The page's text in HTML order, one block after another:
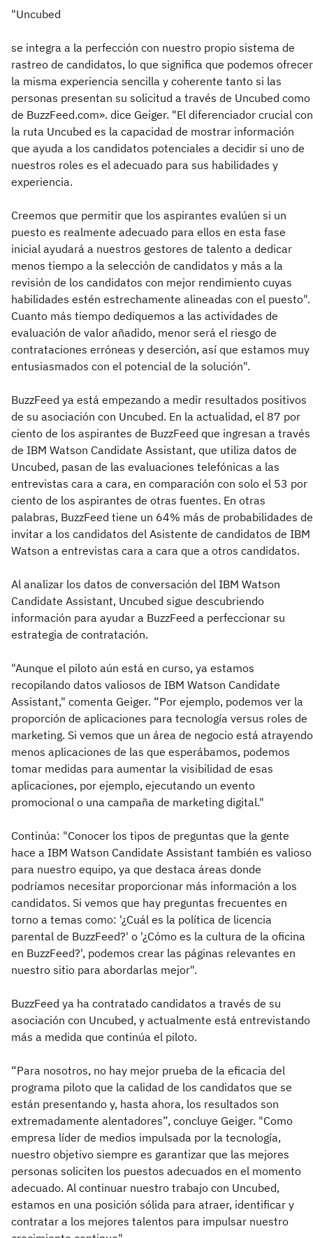
"Uncubed
se integra a la perfección con nuestro propio sistema de
rastreo de candidatos, lo que significa que podemos ofrecer
la misma experiencia sencilla y coherente tanto si las
personas presentan su solicitud a través de Uncubed como
de BuzzFeed.com». dice Geiger. "El diferenciador crucial con
la ruta Uncubed es la capacidad de mostrar información
que ayuda a los candidatos potenciales a decidir si uno de
nuestros roles es el adecuado para sus habilidades y
experiencia.
Creemos que permitir que los aspirantes evalúen si un
puesto es realmente adecuado para ellos en esta fase
inicial ayudará a nuestros gestores de talento a dedicar
menos tiempo a la selección de candidatos y más a la
revisión de los candidatos con mejor rendimiento cuyas
habilidades estén estrechamente alineadas con el puesto".
Cuanto más tiempo dediquemos a las actividades de
evaluación de valor añadido, menor será el riesgo de
contrataciones erróneas y deserción, así que estamos muy
entusiasmados con el potencial de la solución".
BuzzFeed ya está empezando a medir resultados positivos
de su asociación con Uncubed. En la actualidad, el 87 por
ciento de los aspirantes de BuzzFeed que ingresan a través
de IBM Watson Candidate Assistant, que utiliza datos de
Uncubed, pasan de las evaluaciones telefónicas a las
entrevistas cara a cara, en comparación con solo el 53 por
ciento de los aspirantes de otras fuentes. En otras
palabras, BuzzFeed tiene un 64% más de probabilidades de
invitar a los candidatos del Asistente de candidatos de IBM
Watson a entrevistas cara a cara que a otros candidatos.
Al analizar los datos de conversación del IBM Watson
Candidate Assistant, Uncubed sigue descubriendo
información para ayudar a BuzzFeed a perfeccionar su
estrategia de contratación.
"Aunque el piloto aún está en curso, ya estamos
recopilando datos valiosos de IBM Watson Candidate
Assistant," comenta Geiger. “Por ejemplo, podemos ver la
proporción de aplicaciones para tecnología versus roles de
marketing. Si vemos que un área de negocio está atrayendo
menos aplicaciones de las que esperábamos, podemos
tomar medidas para aumentar la visibilidad de esas
aplicaciones, por ejemplo, ejecutando un evento
promocional o una campaña de marketing digital."
Continúa: "Conocer los tipos de preguntas que la gente
hace a IBM Watson Candidate Assistant también es valioso
para nuestro equipo, ya que destaca áreas donde
podríamos necesitar proporcionar más información a los
candidatos. Si vemos que hay preguntas frecuentes en
torno a temas como: '¿Cuál es la política de licencia
parental de BuzzFeed?' o '¿Cómo es la cultura de la oficina
en BuzzFeed?', podemos crear las páginas relevantes en
nuestro sitio para abordarlas mejor".
BuzzFeed ya ha contratado candidatos a través de su
asociación con Uncubed, y actualmente está entrevistando
más a medida que continúa el piloto.
“Para nosotros, no hay mejor prueba de la eficacia del
programa piloto que la calidad de los candidatos que se
están presentando y, hasta ahora, los resultados son
extremadamente alentadores”, concluye Geiger. "Como
empresa líder de medios impulsada por la tecnología,
nuestro objetivo siempre es garantizar que las mejores
personas soliciten los puestos adecuados en el momento
adecuado. Al continuar nuestro trabajo con Uncubed,
estamos en una posición sólida para atraer, identificar y
contratar a los mejores talentos para impulsar nuestro